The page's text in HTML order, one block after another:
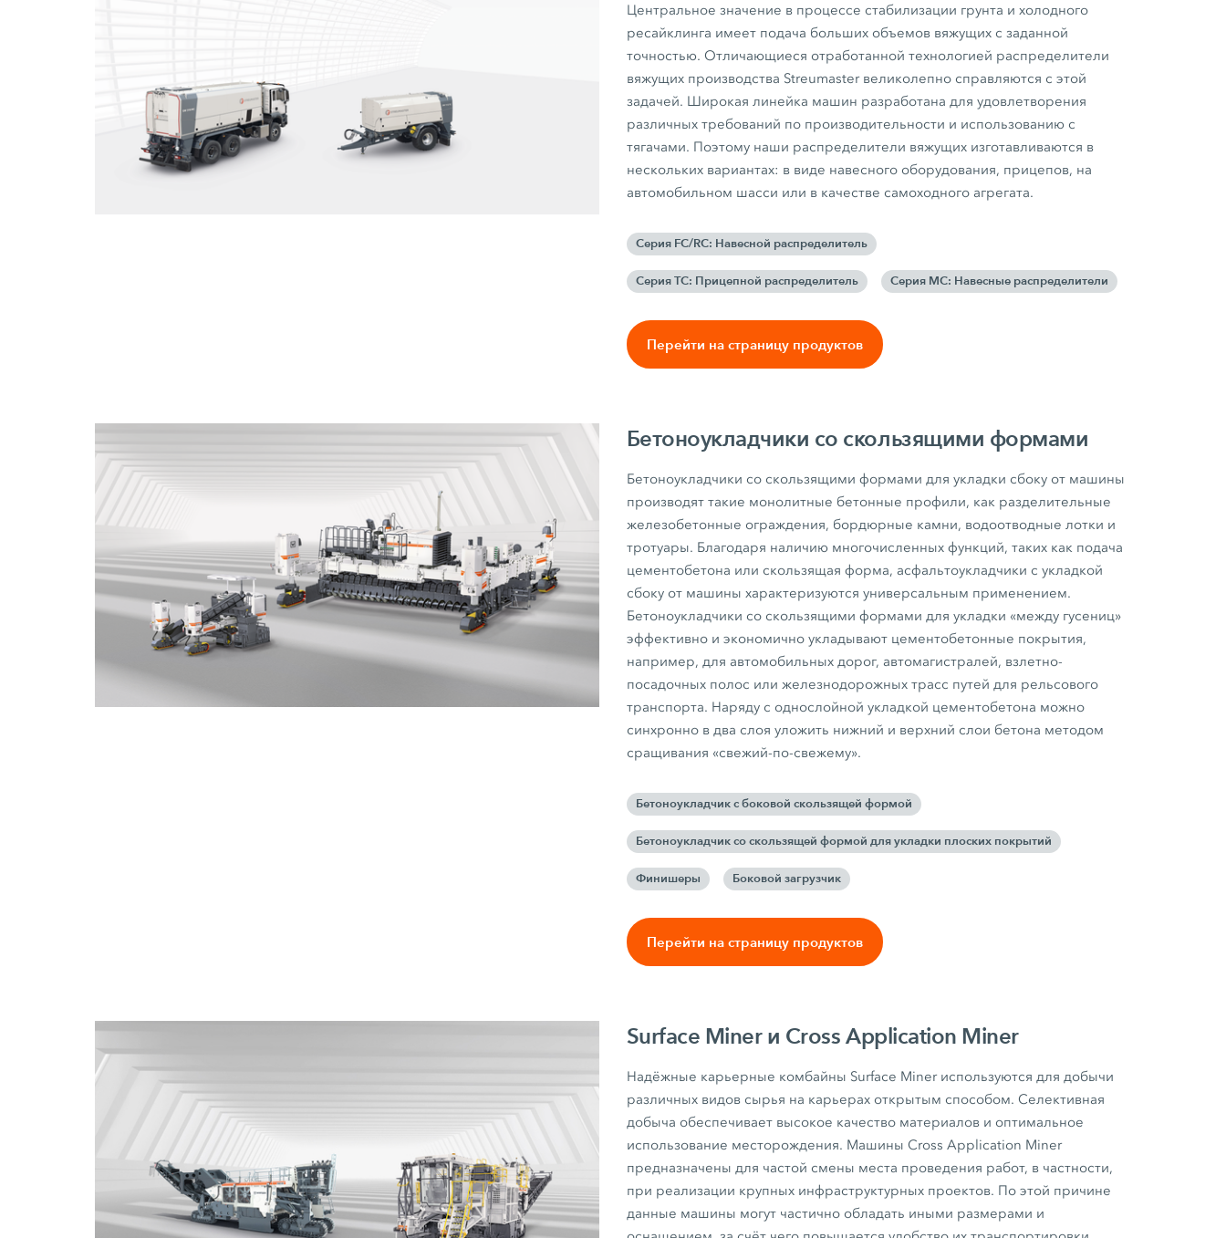
Центральное значение в процессе стабилизации грунта и холодного
ресайклинга имеет подача больших объемов вяжущих с заданной
точностью. Отличающиеся отработанной технологией распределители
вяжущих производства Streumaster великолепно справляются с этой
задачей. Широкая линейка машин разработана для удовлетворения
различных требований по производительности и использованию с
тягачами. Поэтому наши распределители вяжущих изготавливаются в
нескольких вариантах: в виде навесного оборудования, прицепов, на
автомобильном шасси или в качестве самоходного агрегата.
Серия FC/RC: Навесной распределитель
Серия TC: Прицепной распределитель Серия MC: Навесные распределители
Перейти на страницу продуктов
Бетоноукладчики со скользящими формами
Бетоноукладчики со скользящими формами для укладки сбоку от машины
производят такие монолитные бетонные профили, как разделительные
железобетонные ограждения, бордюрные камни, водоотводные лотки и
тротуары. Благодаря наличию многочисленных функций, таких как подача
цементобетона или скользящая форма, асфальтоукладчики с укладкой
сбоку от машины характеризуются универсальным применением.
Бетоноукладчики со скользящими формами для укладки «между гусениц»
эффективно и экономично укладывают цементобетонные покрытия,
например, для автомобильных дорог, автомагистралей, взлетно-
посадочных полос или железнодорожных трасс путей для рельсового
транспорта. Наряду с однослойной укладкой цементобетона можно
синхронно в два слоя уложить нижний и верхний слои бетона методом
сращивания «свежий-по-свежему».
Бетоноукладчик с боковой скользящей формой
Бетоноукладчик со скользящей формой для укладки плоских покрытий
Финишеры Боковой загрузчик
Перейти на страницу продуктов
Surface Miner и Cross Application Miner
Надёжные карьерные комбайны Surface Miner используются для добычи
различных видов сырья на карьерах открытым способом. Селективная
добыча обеспечивает высокое качество материалов и оптимальное
использование месторождения. Машины Cross Application Miner
предназначены для частой смены места проведения работ, в частности,
при реализации крупных инфраструктурных проектов. По этой причине
данные машины могут частично обладать иными размерами и